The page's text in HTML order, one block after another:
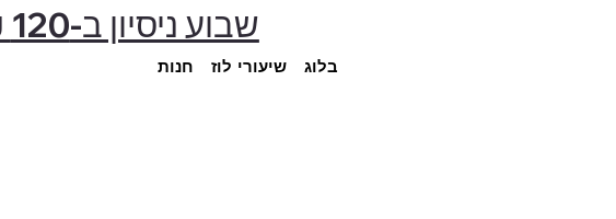
🔥 שבוע ניסיון ב-120 ₪ בלבד • בחרו שיעור והתחילו היום
חנות שיעורי לוז בלוג